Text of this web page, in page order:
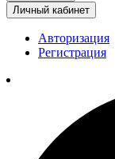
Личный кабинет
Авторизация
Регистрация